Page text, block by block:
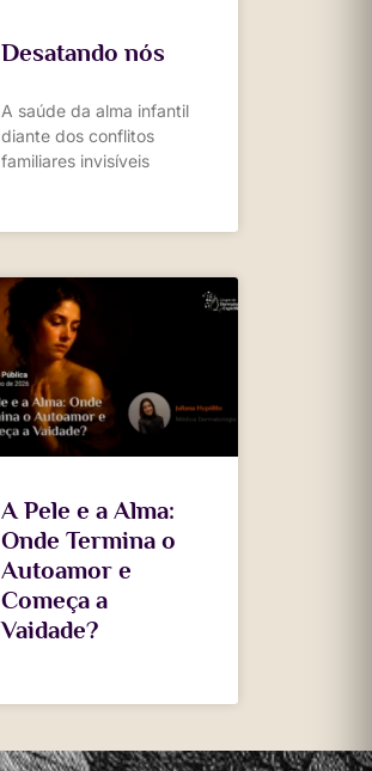
Desatando nós
A saúde da alma infantil
diante dos conflitos
familiares invisíveis
A Pele e a Alma:
Onde Termina o
Autoamor e
Começa a
Vaidade?